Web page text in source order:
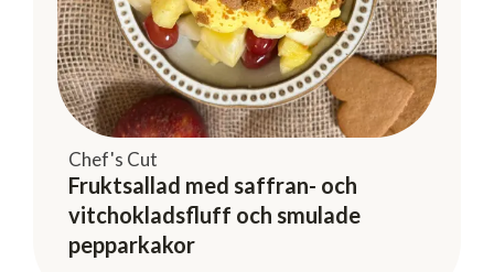
Chef's Cut
Fruktsallad med saffran- och
vitchokladsfluff och smulade
pepparkakor